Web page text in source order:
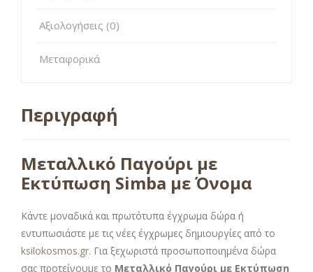
Αξιολογήσεις (0)
Μεταφορικά
Περιγραφή
Μεταλλικό Παγούρι με
Εκτύπωση Simba με Όνομα
Κάντε μοναδικά και πρωτότυπα έγχρωμα δώρα ή
εντυπωσιάστε με τις νέες έγχρωμες δημιουργίες από το
ksilokosmos.gr. Για ξεχωριστά προσωποποιημένα δώρα
σας προτείνουμε το Μεταλλικό Παγούρι με Εκτύπωση